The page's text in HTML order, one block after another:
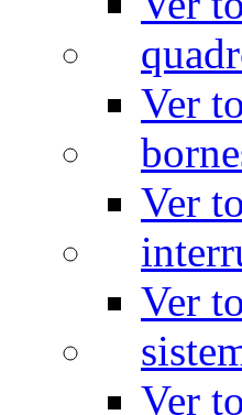
Ver
Ver
Ver
Ver